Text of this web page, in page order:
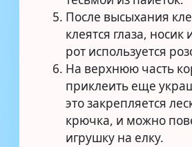
После высыхания
клеятся глаза, носик
рот используется
На верхнюю часть
приклеить еще
это закрепляется
крючка, и можно
игрушку на елку.